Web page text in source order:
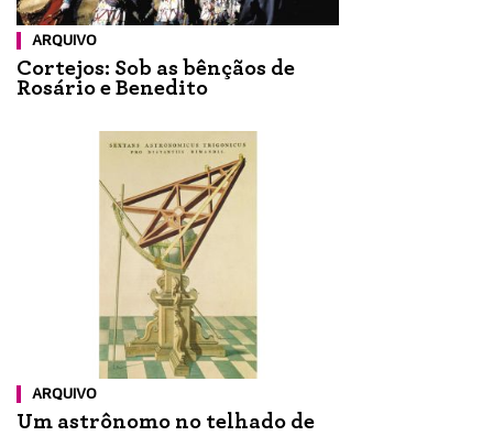
ARQUIVO
Cortejos: Sob as bênçãos de
Rosário e Benedito
ARQUIVO
Um astrônomo no telhado de